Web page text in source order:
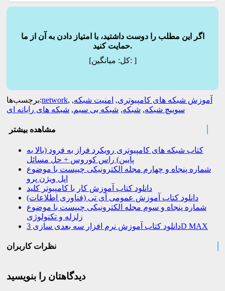
اگر این مطلب را دوست داشتید، با امتیاز دادن به آن از ما
حمایت کنید.
[کل:میانگین: ]
برچسب‌ها:network, آموزش شبکه های کامپیوتری, امنیت شبکه,
سوییچ شبکه, شبکه, شبکه بی سیم, شبکه های رایانه ای
مشاهده بیشتر
کتاب شبکه های کامپیوتری رویکرد فراز به فرود (بالا به
پایین) راس کوروس + حل مسائل
شماره پنجاه و چهارم مجله الکترونیکی چیپست با موضوع
اپل ویژن پرو
دانلود کتاب آموزش کار با کامپیوتر کلید
دانلود کتاب آموزش عمومی آی تی (فناوری اطلاعات)
شماره پنجاه و سوم مجله الکترونیکی چیپست با موضوع
زلزله و تکنولوژی
دانلود کتاب آموزش نرم افزار سه بعدی سازی 3D MAX
نظرات کاربران
دیدگاهتان را بنویسید